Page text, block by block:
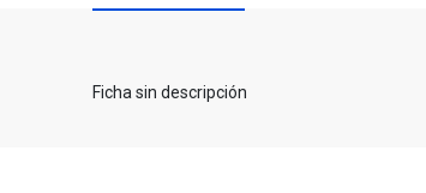
Ficha sin descripción